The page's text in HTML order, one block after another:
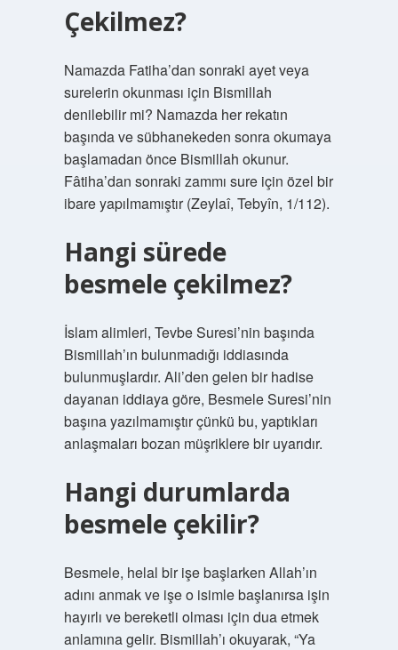
Çekilmez?
Namazda Fatiha’dan sonraki ayet veya
surelerin okunması için Bismillah
denilebilir mi? Namazda her rekatın
başında ve sübhanekeden sonra okumaya
başlamadan önce Bismillah okunur.
Fâtiha’dan sonraki zammı sure için özel bir
ibare yapılmamıştır (Zeylaî, Tebyîn, 1/112).
Hangi sürede
besmele çekilmez?
İslam alimleri, Tevbe Suresi’nin başında
Bismillah’ın bulunmadığı iddiasında
bulunmuşlardır. Ali’den gelen bir hadise
dayanan iddiaya göre, Besmele Suresi’nin
başına yazılmamıştır çünkü bu, yaptıkları
anlaşmaları bozan müşriklere bir uyarıdır.
Hangi durumlarda
besmele çekilir?
Besmele, helal bir işe başlarken Allah’ın
adını anmak ve işe o isimle başlanırsa işin
hayırlı ve bereketli olması için dua etmek
anlamına gelir. Bismillah’ı okuyarak, “Ya